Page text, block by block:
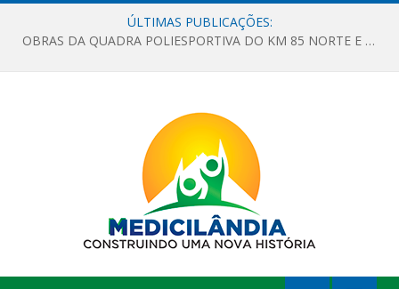
ÚLTIMAS PUBLICAÇÕES:
OBRAS DA QUADRA POLIESPORTIVA DO KM 85 NORTE E DA ESCOLA GASPAR VIANA AVANÇAM